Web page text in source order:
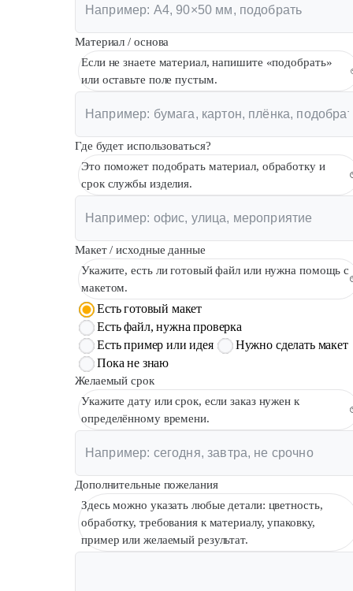
Материал / основа
Если не знаете материал, напишите «подобрать»
или оставьте поле пустым.
Где будет использоваться?
Это поможет подобрать материал, обработку и
срок службы изделия.
Макет / исходные данные
Укажите, есть ли готовый файл или нужна помощь с
макетом.
Есть готовый макет
Есть файл, нужна проверка
Есть пример или идея
Нужно сделать макет
Пока не знаю
Желаемый срок
Укажите дату или срок, если заказ нужен к
определённому времени.
Дополнительные пожелания
Здесь можно указать любые детали: цветность,
обработку, требования к материалу, упаковку,
пример или желаемый результат.